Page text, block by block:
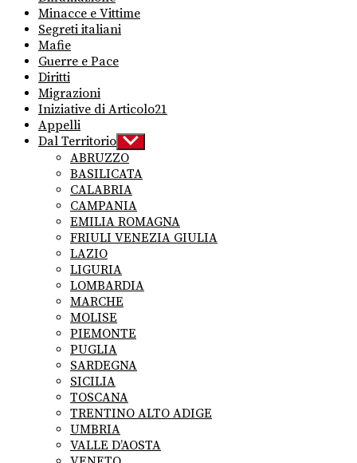
Minacce e Vittime
Segreti italiani
Mafie
Guerre e Pace
Diritti
Migrazioni
Iniziative di Articolo21
Appelli
Dal Territorio Show
sub
menu
ABRUZZO
BASILICATA
CALABRIA
CAMPANIA
EMILIA ROMAGNA
FRIULI VENEZIA GIULIA
LAZIO
LIGURIA
LOMBARDIA
MARCHE
MOLISE
PIEMONTE
PUGLIA
SARDEGNA
SICILIA
TOSCANA
TRENTINO ALTO ADIGE
UMBRIA
VALLE D’AOSTA